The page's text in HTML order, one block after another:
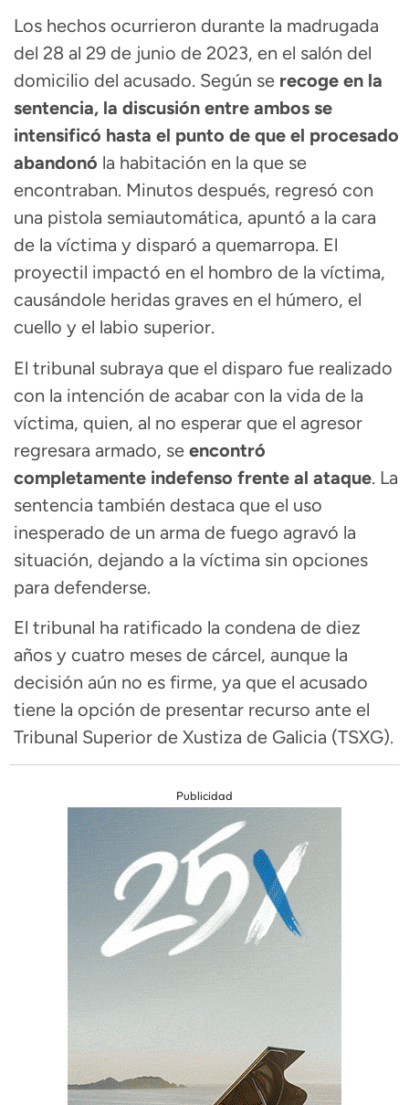
Los hechos ocurrieron durante la madrugada
del 28 al 29 de junio de 2023, en el salón del
domicilio del acusado. Según se recoge en la
sentencia, la discusión entre ambos se
intensificó hasta el punto de que el procesado
abandonó la habitación en la que se
encontraban. Minutos después, regresó con
una pistola semiautomática, apuntó a la cara
de la víctima y disparó a quemarropa. El
proyectil impactó en el hombro de la víctima,
causándole heridas graves en el húmero, el
cuello y el labio superior.
El tribunal subraya que el disparo fue realizado
con la intención de acabar con la vida de la
víctima, quien, al no esperar que el agresor
regresara armado, se encontró
completamente indefenso frente al ataque. La
sentencia también destaca que el uso
inesperado de un arma de fuego agravó la
situación, dejando a la víctima sin opciones
para defenderse.
El tribunal ha ratificado la condena de diez
años y cuatro meses de cárcel, aunque la
decisión aún no es firme, ya que el acusado
tiene la opción de presentar recurso ante el
Tribunal Superior de Xustiza de Galicia (TSXG).
Publicidad